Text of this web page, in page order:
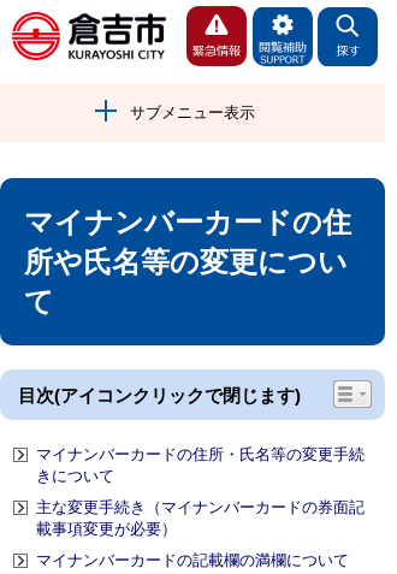
サブメニュー表示
マイナンバーカードの住
所や氏名等の変更につい
て
目次(アイコンクリックで閉じます)
マイナンバーカードの住所・氏名等の変更手続
きについて
主な変更手続き（マイナンバーカードの券面記
載事項変更が必要）
マイナンバーカードの記載欄の満欄について